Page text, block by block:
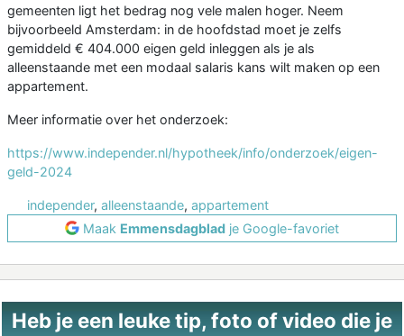
gemeenten ligt het bedrag nog vele malen hoger. Neem
bijvoorbeeld Amsterdam: in de hoofdstad moet je zelfs
gemiddeld € 404.000 eigen geld inleggen als je als
alleenstaande met een modaal salaris kans wilt maken op een
appartement.
Meer informatie over het onderzoek:
https://www.independer.nl/hypotheek/info/onderzoek/eigen-
geld-2024
independer, alleenstaande, appartement
Maak Emmensdagblad je Google-favoriet
Heb je een leuke tip, foto of video die je